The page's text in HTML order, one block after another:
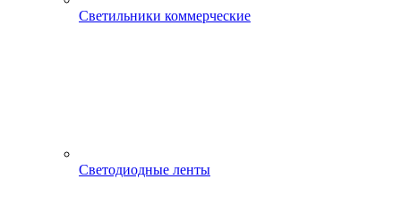
Светильники коммерческие
Светодиодные ленты